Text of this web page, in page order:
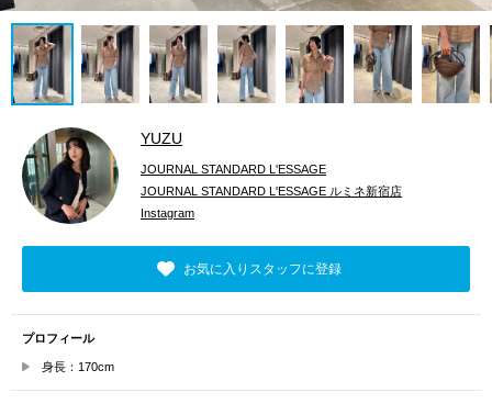
YUZU
JOURNAL STANDARD L'ESSAGE
JOURNAL STANDARD L'ESSAGE ルミネ新宿店
Instagram
お気に入りスタッフに登録
プロフィール
身長：170cm